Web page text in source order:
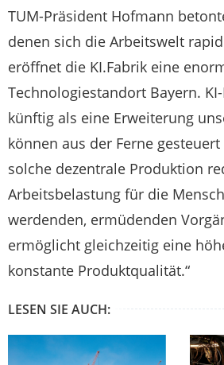
TUM-Präsident Hofmann
denen sich die Arbeitswelt
eröffnet die KI.Fabrik eine
Technologiestandort Bayern.
künftig als eine Erweiterung
können aus der Ferne
solche dezentrale Produktion
Arbeitsbelastung für die
werdenden, ermüdenden
ermöglicht gleichzeitig eine
konstante Produktqualität.“
LESEN SIE AUCH: